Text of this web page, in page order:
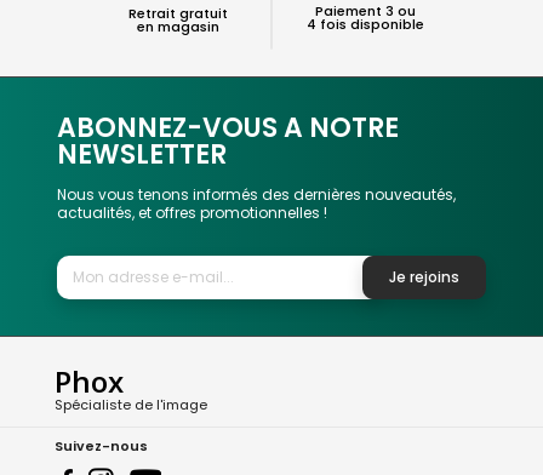
Retrait gratuit
en magasin
Paiement 3 ou
4 fois disponible
ABONNEZ-VOUS A NOTRE
NEWSLETTER
Nous vous tenons informés des dernières nouveautés,
actualités, et offres promotionnelles !
Je rejoins
Phox
Spécialiste de l'image
Suivez-nous